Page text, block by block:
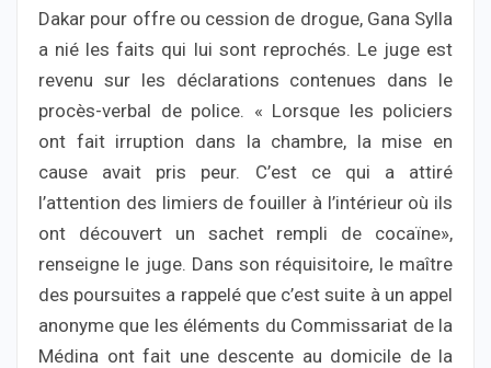
Dakar pour offre ou cession de drogue, Gana Sylla
a nié les faits qui lui sont reprochés. Le juge est
revenu sur les déclarations contenues dans le
procès-verbal de police. « Lorsque les policiers
ont fait irruption dans la chambre, la mise en
cause avait pris peur. C’est ce qui a attiré
l’attention des limiers de fouiller à l’intérieur où ils
ont découvert un sachet rempli de cocaïne»,
renseigne le juge. Dans son réquisitoire, le maître
des poursuites a rappelé que c’est suite à un appel
anonyme que les éléments du Commissariat de la
Médina ont fait une descente au domicile de la